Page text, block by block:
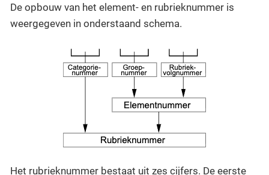
De opbouw van het element- en rubrieknummer is
weergegeven in onderstaand schema.
Het rubrieknummer bestaat uit zes cijfers. De eerste